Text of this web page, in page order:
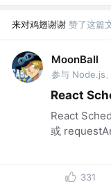
来对鸡翅谢谢 赞了这篇
MoonBall
React
React
或
331